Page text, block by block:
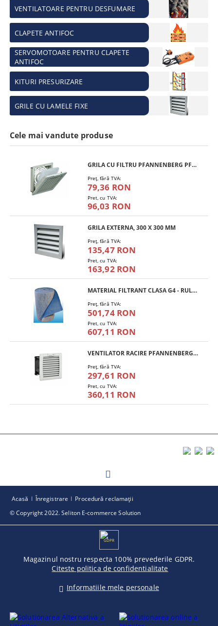
VENTILATOARE PENTRU DESFUMARE
CLAPETE ANTIFOC
SERVOMOTOARE PENTRU CLAPETE
ANTIFOC
KITURI PRESURIZARE
GRILE CU LAMELE FIXE
Cele mai vandute produse
GRILA CU FILTRU PFANNENBERG PFA 10.000
Preţ, fără TVA:
79,36 RON
Pret, cu TVA:
96,03 RON
GRILA EXTERNA, 300 X 300 MM
Preţ, fără TVA:
135,47 RON
Pret, cu TVA:
163,92 RON
MATERIAL FILTRANT CLASA G4 - RULOU
Preţ, fără TVA:
501,74 RON
Pret, cu TVA:
607,11 RON
VENTILATOR RACIRE PFANNENBERG PF 11.000
Preţ, fără TVA:
297,61 RON
Pret, cu TVA:
360,11 RON
© Copyright 2022. Seliton E-commerce Solution
Acasă Înregistrare Procedură reclamaţii
GDPR
Magazinul nostru respecta 100% prevederile GDPR.
Citeste politica de confidentialitate
Informatiile mele personale